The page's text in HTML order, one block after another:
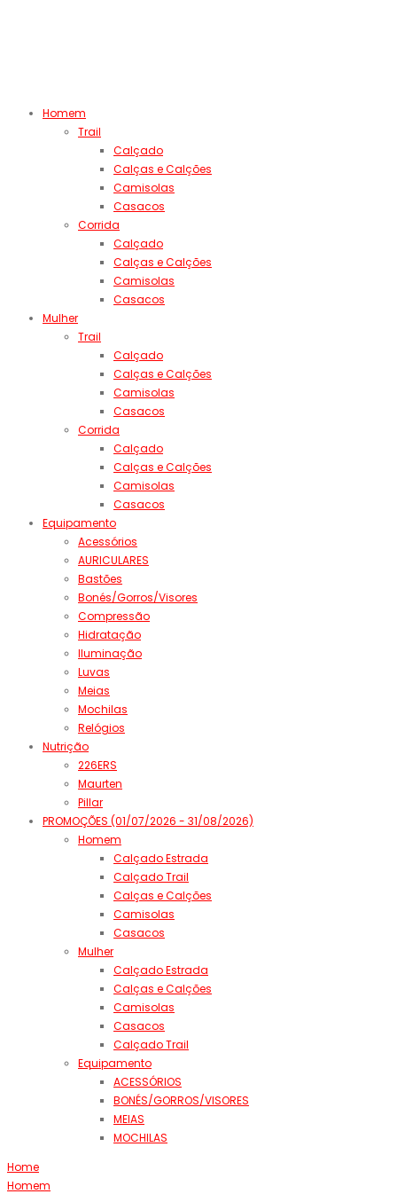
Homem
Trail
Calçado
Calças e Calções
Camisolas
Casacos
Corrida
Calçado
Calças e Calções
Camisolas
Casacos
Mulher
Trail
Calçado
Calças e Calções
Camisolas
Casacos
Corrida
Calçado
Calças e Calções
Camisolas
Casacos
Equipamento
Acessórios
AURICULARES
Bastões
Bonés/Gorros/Visores
Compressão
Hidratação
Iluminação
Luvas
Meias
Mochilas
Relógios
Nutrição
226ERS
Maurten
Pillar
PROMOÇÕES (01/07/2026 - 31/08/2026)
Homem
Calçado Estrada
Calçado Trail
Calças e Calções
Camisolas
Casacos
Mulher
Calçado Estrada
Calças e Calções
Camisolas
Casacos
Calçado Trail
Equipamento
ACESSÓRIOS
BONÉS/GORROS/VISORES
MEIAS
MOCHILAS
Home
Homem